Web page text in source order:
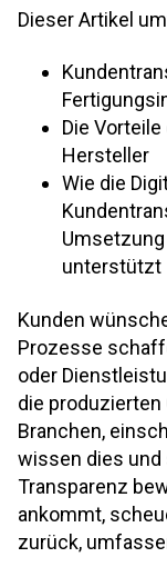
Dieser Artikel
Die
Hersteller
Wie die
unterstützt
Kunden
Prozesse
oder
die produzierten
Branchen,
wissen dies und
Transparenz
ankommt,
zurück,